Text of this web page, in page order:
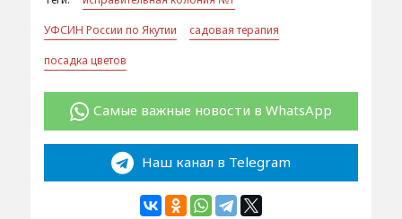
УФСИН России по Якутии
садовая терапия
посадка цветов
Самые важные новости в WhatsApp
Наш канал в Telegram